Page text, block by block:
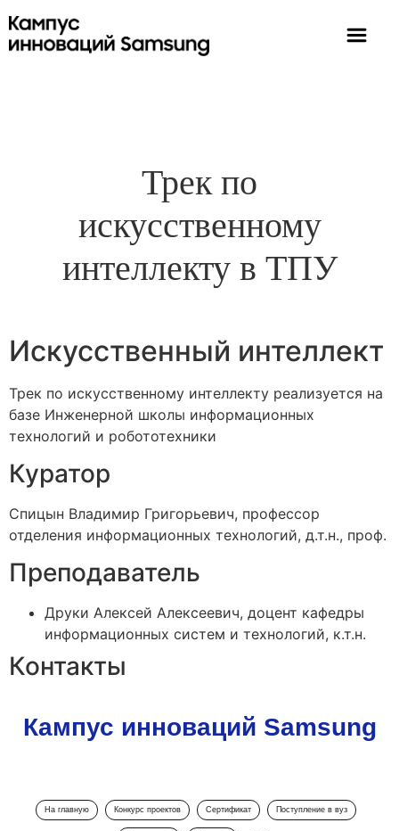
Трек по
искусственному
интеллекту в ТПУ
Искусственный интеллект
Трек по искусственному интеллекту реализуется на
базе Инженерной школы информационных
технологий и робототехники
Куратор
Спицын Владимир Григорьевич, профессор
отделения информационных технологий, д.т.н., проф.
Преподаватель
Друки Алексей Алексеевич, доцент кафедры
информационных систем и технологий, к.т.н.
Контакты
Кампус инноваций Samsung
На главную Конкурс проектов Сертификат Поступление в вуз